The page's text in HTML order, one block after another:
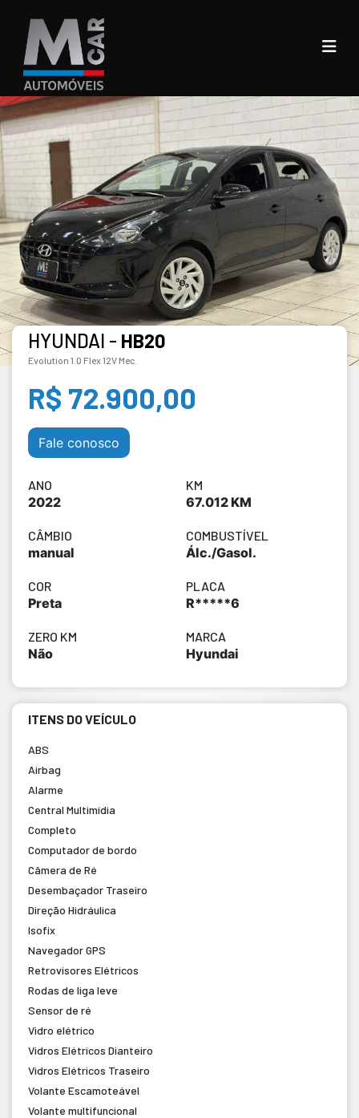
HYUNDAI - HB20
Evolution 1.0 Flex 12V Mec.
R$ 72.900,00
Fale conosco
ANO
2022
KM
67.012 KM
CÂMBIO
manual
COMBUSTÍVEL
Álc./Gasol.
COR
Preta
PLACA
R*****6
ZERO KM
Não
MARCA
Hyundai
ITENS DO VEÍCULO
ABS
Airbag
Alarme
Central Multimídia
Completo
Computador de bordo
Câmera de Ré
Desembaçador Traseiro
Direção Hidráulica
Isofix
Navegador GPS
Retrovisores Elétricos
Rodas de liga leve
Sensor de ré
Vidro elétrico
Vidros Elétricos Dianteiro
Vidros Elétricos Traseiro
Volante Escamoteável
Volante multifuncional